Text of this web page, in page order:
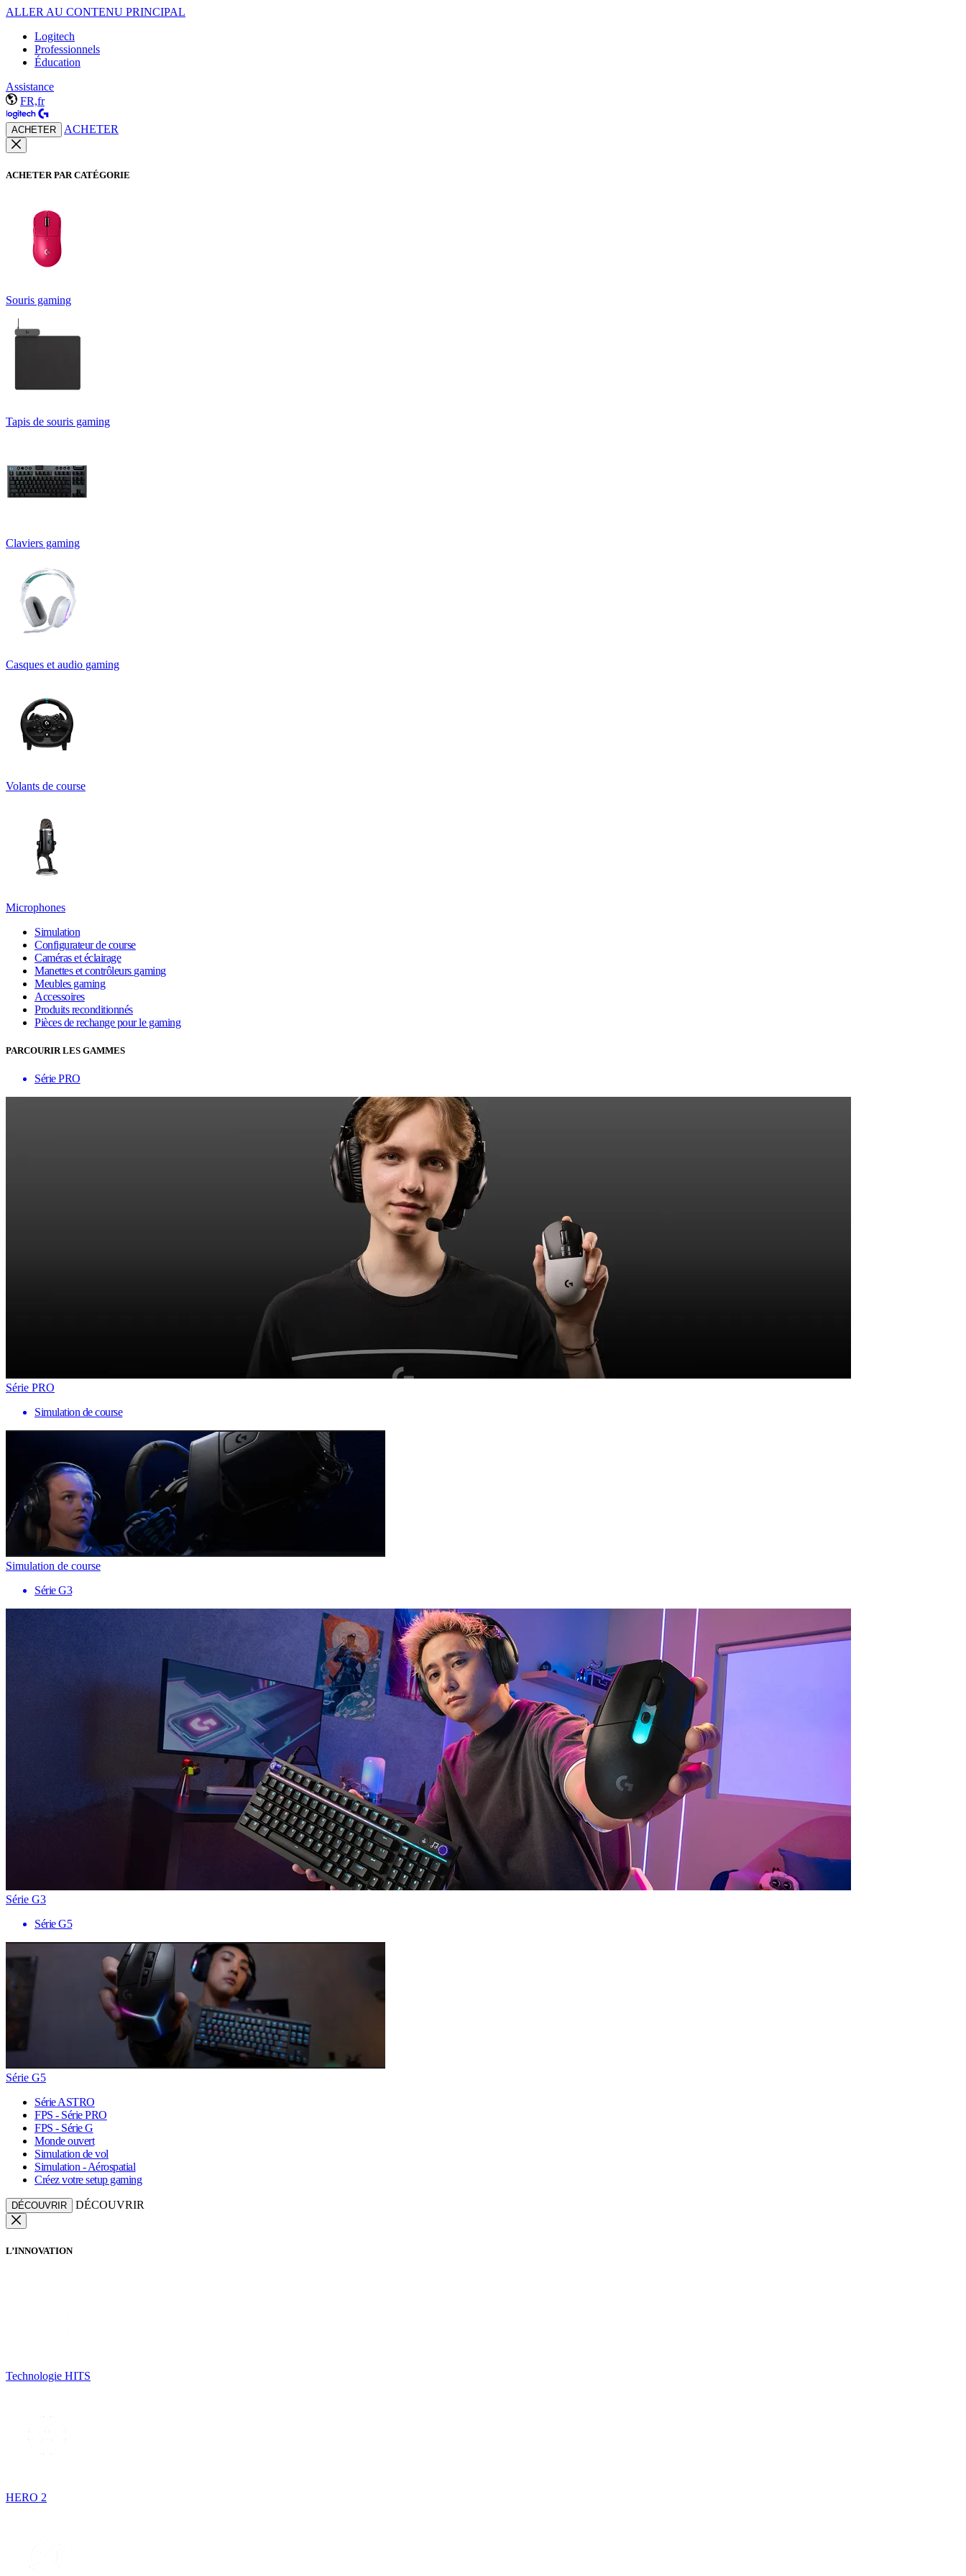
ALLER AU CONTENU PRINCIPAL
Logitech
Professionnels
Éducation
Assistance
FR,fr
ACHETER ACHETER
ACHETER PAR CATÉGORIE
Souris gaming
Tapis de souris gaming
Claviers gaming
Casques et audio gaming
Volants de course
Microphones
Simulation
Configurateur de course
Caméras et éclairage
Manettes et contrôleurs gaming
Meubles gaming
Accessoires
Produits reconditionnés
Pièces de rechange pour le gaming
PARCOURIR LES GAMMES
Série PRO
Série PRO
Simulation de course
Simulation de course
Série G3
Série G3
Série G5
Série G5
Série ASTRO
FPS - Série PRO
FPS - Série G
Monde ouvert
Simulation de vol
Simulation - Aérospatial
Créez votre setup gaming
DÉCOUVRIR DÉCOUVRIR
L’INNOVATION
Technologie HITS
HERO 2